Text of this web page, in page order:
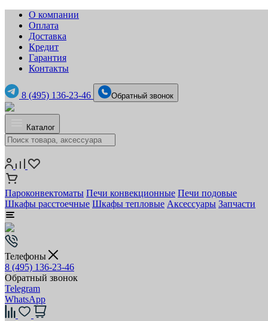
О компании
Оплата
Доставка
Кредит
Гарантия
Контакты
8 (495) 136-23-46 Обратный звонок
Каталог
Пароконвектоматы Печи конвекционные Печи подовые
Шкафы расстоечные Шкафы тепловые Аксессуары Запчасти
Телефоны
8 (495) 136-23-46
Обратный звонок
Telegram
WhatsApp